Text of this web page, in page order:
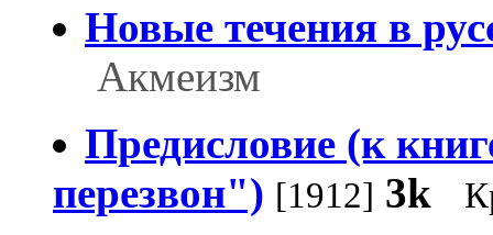
Новые течения в
Акмеизм
Предисловие (к
перезвон") [1912] 3k